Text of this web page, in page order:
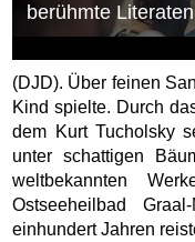
berühmte
(DJD). Über feinen
Kind spielte. Durch
dem Kurt Tucholsky
unter schattigen
weltbekannten
Ostseeheilbad
einhundert Jahren